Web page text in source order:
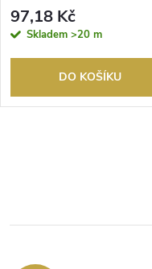
97,18 Kč
Skladem >20 m
DO KOŠÍKU